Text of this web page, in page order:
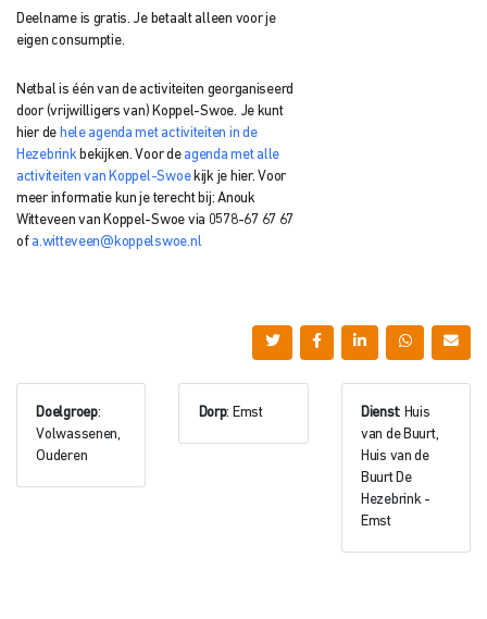
Deelname is gratis. Je betaalt alleen voor je
eigen consumptie.
Netbal is één van de activiteiten georganiseerd
door (vrijwilligers van) Koppel-Swoe. Je kunt
hier de hele agenda met activiteiten in de
Hezebrink bekijken. Voor de agenda met alle
activiteiten van Koppel-Swoekijk je hier.Voor
meer informatie kun je terecht bij: Anouk
Witteveenvan Koppel-Swoe via 0578-67 67 67
of a.witteveen@koppelswoe.nl
Doelgroep:
Volwassenen,
Ouderen
Dorp: Emst Dienst: Huis
van de Buurt,
Huis van de
Buurt De
Hezebrink -
Emst